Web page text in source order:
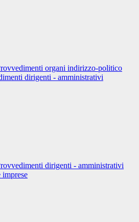
organi indirizzo-politico
dirigenti - amministrativi
dirigenti - amministrativi